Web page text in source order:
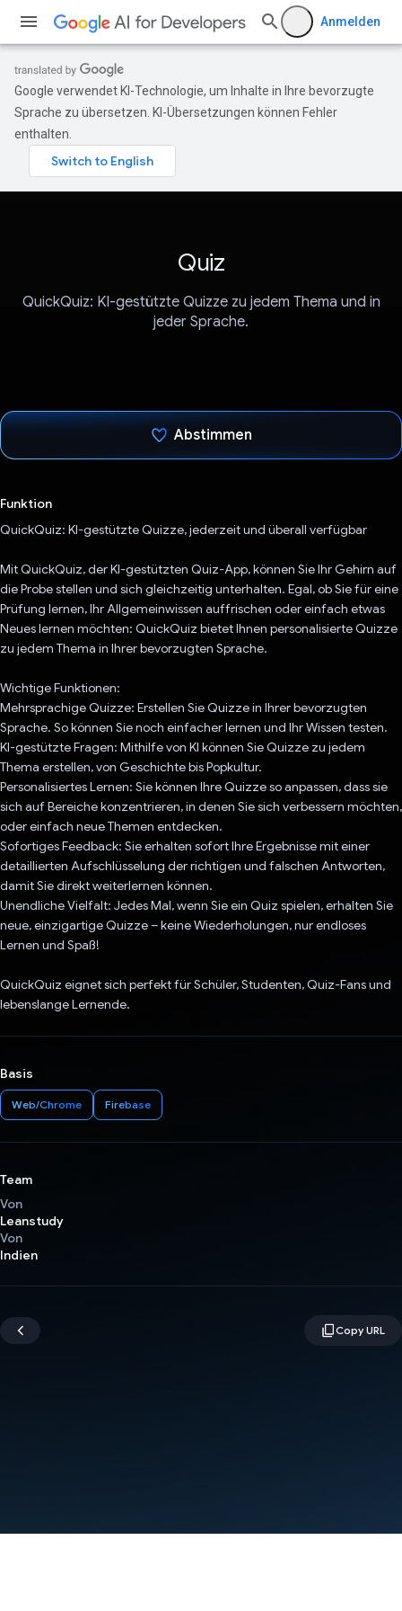
Anmelden
Google verwendet KI-Technologie, um Inhalte in Ihre bevorzugte
Sprache zu übersetzen. KI-Übersetzungen können Fehler
enthalten.
Quiz
QuickQuiz: KI-gestützte Quizze zu jedem Thema und in
jeder Sprache.
Abstimmen
Funktion
QuickQuiz: KI-gestützte Quizze, jederzeit und überall verfügbar
Mit QuickQuiz, der KI-gestützten Quiz-App, können Sie Ihr Gehirn auf
die Probe stellen und sich gleichzeitig unterhalten. Egal, ob Sie für eine
Prüfung lernen, Ihr Allgemeinwissen auffrischen oder einfach etwas
Neues lernen möchten: QuickQuiz bietet Ihnen personalisierte Quizze
zu jedem Thema in Ihrer bevorzugten Sprache.
Wichtige Funktionen:
Mehrsprachige Quizze: Erstellen Sie Quizze in Ihrer bevorzugten
Sprache. So können Sie noch einfacher lernen und Ihr Wissen testen.
KI-gestützte Fragen: Mithilfe von KI können Sie Quizze zu jedem
Thema erstellen, von Geschichte bis Popkultur.
Personalisiertes Lernen: Sie können Ihre Quizze so anpassen, dass sie
sich auf Bereiche konzentrieren, in denen Sie sich verbessern möchten,
oder einfach neue Themen entdecken.
Sofortiges Feedback: Sie erhalten sofort Ihre Ergebnisse mit einer
detaillierten Aufschlüsselung der richtigen und falschen Antworten,
damit Sie direkt weiterlernen können.
Unendliche Vielfalt: Jedes Mal, wenn Sie ein Quiz spielen, erhalten Sie
neue, einzigartige Quizze – keine Wiederholungen, nur endloses
Lernen und Spaß!
QuickQuiz eignet sich perfekt für Schüler, Studenten, Quiz-Fans und
lebenslange Lernende.
Basis
Web/Chrome Firebase
Team
Von
Leanstudy
Von
Indien